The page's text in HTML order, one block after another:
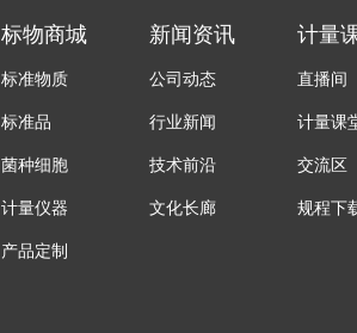
标物商城
标准物质
标准品
菌种细胞
计量仪器
产品定制
新闻资讯
公司动态
行业新闻
技术前沿
文化长廊
计量
直播间
计量课
交流区
规程下